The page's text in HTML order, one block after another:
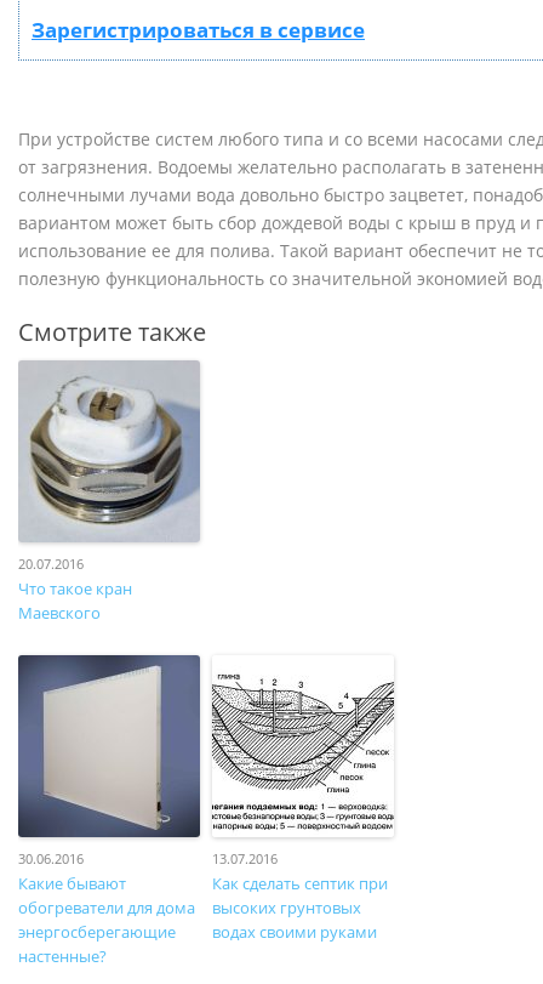
Зарегистрироваться в сервисе
При устройстве систем любого типа и со всеми насосами
от загрязнения. Водоемы желательно располагать в
солнечными лучами вода довольно быстро зацветет,
вариантом может быть сбор дождевой воды с крыш в пруд и
использование ее для полива. Такой вариант обеспечит не
полезную функциональность со значительной экономией
Смотрите также
20.07.2016
Что такое кран
Маевского
30.06.2016
Какие бывают
обогреватели для дома
энергосберегающие
настенные?
13.07.2016
Как сделать септик при
высоких грунтовых
водах своими руками